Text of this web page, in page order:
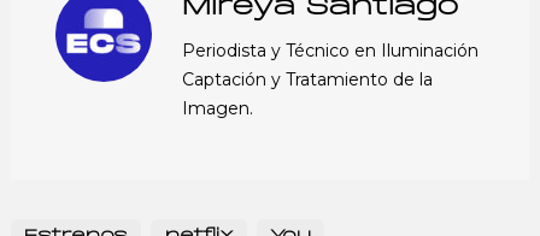
Mireya Santiago
Periodista y Técnico en Iluminación
Captación y Tratamiento de la
Imagen.